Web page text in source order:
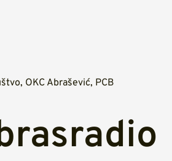
, OKC Abrašević, PCB